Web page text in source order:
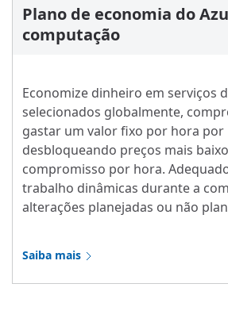
Plano de economia do
computação
Economize dinheiro em serviços
selecionados globalmente,
gastar um valor fixo por hora por
desbloqueando preços mais
compromisso por hora.
trabalho dinâmicas durante a
alterações planejadas ou não
Saiba mais